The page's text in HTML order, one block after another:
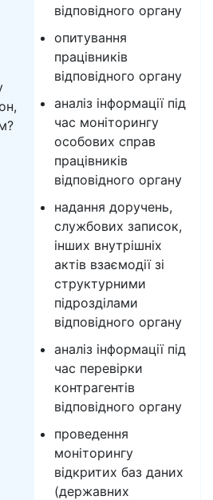
відповідного органу
опитування
працівників
відповідного органу
аналіз інформації під
час моніторингу
особових справ
працівників
відповідного органу
надання доручень,
службових записок,
інших внутрішніх
актів взаємодії зі
структурними
підрозділами
відповідного органу
аналіз інформації під
час перевірки
контрагентів
відповідного органу
проведення
моніторингу
відкритих баз даних
(державних